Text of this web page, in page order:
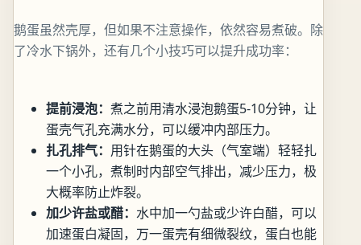
鹅蛋虽然壳厚，但如果不注意操作，依然容易煮破。除
了冷水下锅外，还有几个小技巧可以提升成功率：
提前浸泡： 煮之前用清水浸泡鹅蛋5-10分钟，让
蛋壳气孔充满水分，可以缓冲内部压力。
扎孔排气： 用针在鹅蛋的大头（气室端）轻轻扎
一个小孔，煮制时内部空气排出，减少压力，极
大概率防止炸裂。
加少许盐或醋： 水中加一勺盐或少许白醋，可以
加速蛋白凝固，万一蛋壳有细微裂纹，蛋白也能